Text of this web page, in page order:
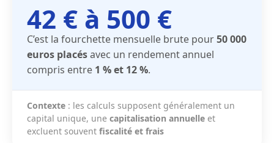
42 € à 500 €
C’est la fourchette mensuelle brute pour50 000
euros placésavec un rendement annuel
compris entre 1 % et 12 %.
Contexte : les calculs supposent généralement un
capital unique, une capitalisation annuelle et
excluent souvent fiscalité et frais